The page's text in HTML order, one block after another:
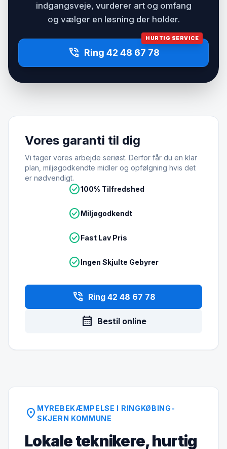
indgangsveje, vurderer art og omfang
og vælger en løsning der holder.
HURTIG SERVICE
phone_in_talk Ring 42 48 67 78
Vores garanti til dig
Vi tager vores arbejde seriøst. Derfor får du en klar
plan, miljøgodkendte midler og opfølgning hvis det
er nødvendigt.
check_circle100% Tilfredshed
check_circleMiljøgodkendt
check_circleFast Lav Pris
check_circleIngen Skjulte Gebyrer
phone_in_talk Ring 42 48 67 78
calendar_month Bestil online
location_on MYREBEKÆMPELSE I RINGKØBING-
SKJERN KOMMUNE
Lokale teknikere, hurtig